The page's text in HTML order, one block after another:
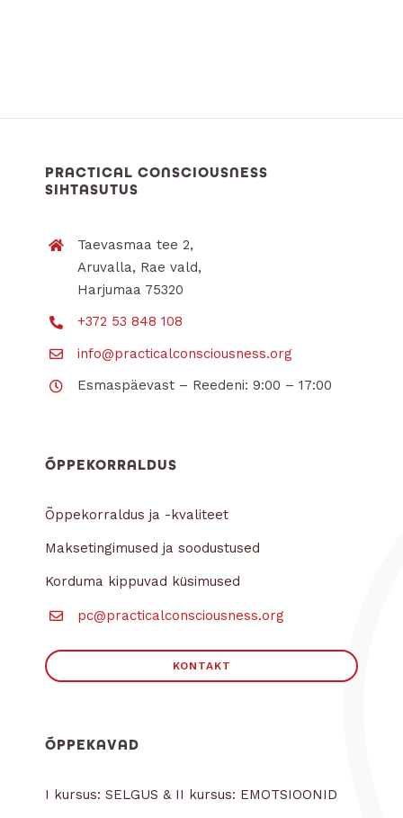
PRACTICAL CONSCIOUSNESS
SIHTASUTUS
Taevasmaa tee 2,
Aruvalla, Rae vald,
Harjumaa 75320
+372 53 848 108
info@practicalconsciousness.org
Esmaspäevast – Reedeni: 9:00 – 17:00
ÕPPEKORRALDUS
Õppekorraldus ja -kvaliteet
Maksetingimused ja soodustused
Korduma kippuvad küsimused
pc@practicalconsciousness.org
KONTAKT
ÕPPEKAVAD
I kursus: SELGUS & II kursus: EMOTSIOONID